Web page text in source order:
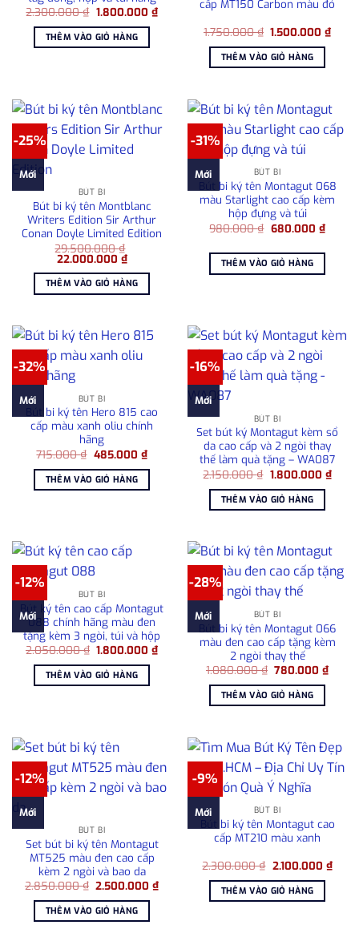
2.300.000₫ Giá
là:
2.300.000 ₫.
1.800.000 ₫Giá
hiện
1.800.000 ₫.
THÊM VÀO GIỎ HÀNG
cấp MT150 Carbon màu đỏ
1.750.000₫ Giá
là:
1.750.000 ₫.
1.500.000₫Giá
hiện
THÊM VÀO GIỎ HÀNG
-25%
Mới
BÚT BI
Bút bi ký tên Montblanc
Writers Edition Sir Arthur
Conan Doyle Limited Edition
29.500.000₫
Giá
là:
29.500.000 ₫.
22.000.000 ₫Giá
hiện
tại
là:
22.000.000 ₫.
THÊM VÀO GIỎ HÀNG
-31%
Mới BÚT BI
Bút bi ký tên Montagut 068
màu Starlight cao cấp kèm
hộp đựng và túi
980.000₫ Giá
980.000 ₫.
680.000 ₫Giá
hiện
THÊM VÀO GIỎ HÀNG
-32%
Mới BÚT BI
Bút bi ký tên Hero 815 cao
cấp màu xanh oliu chính
hãng
715.000₫ Giá
là:
715.000 ₫.
485.000 ₫Giá
hiện
tại
485.000 ₫.
THÊM VÀO GIỎ HÀNG
-16%
Mới
BÚT BI
Set bút ký Montagut kèm sổ
da cao cấp và 2 ngòi thay
thế làm quà tặng – WA087
2.150.000₫ Giá
là:
2.150.000 ₫.
1.800.000 ₫Giá
hiện
THÊM VÀO GIỎ HÀNG
-12%
Mới
BÚT BI
Bút ký tên cao cấp Montagut
088 chính hãng màu đen
tặng kèm 3 ngòi, túi và hộp
2.050.000₫ Giá
là:
2.050.000 ₫.
1.800.000₫Giá
hiện
1.800.000 ₫.
THÊM VÀO GIỎ HÀNG
-28%
Mới BÚT BI
Bút bi ký tên Montagut 066
màu đen cao cấp tặng kèm
2 ngòi thay thế
1.080.000₫ Giá
là:
1.080.000 ₫.
780.000₫Giá
hiện
THÊM VÀO GIỎ HÀNG
-12%
Mới
BÚT BI
Set bút bi ký tên Montagut
MT525 màu đen cao cấp
kèm 2 ngòi và bao da
2.850.000₫ Giá
là:
2.850.000 ₫.
2.500.000₫Giá
THÊM VÀO GIỎ HÀNG
-9%
Mới BÚT BI
Bút bi ký tên Montagut cao
cấp MT210 màu xanh
2.300.000₫ Giá
là:
2.300.000 ₫.
2.100.000 ₫Giá
THÊM VÀO GIỎ HÀNG